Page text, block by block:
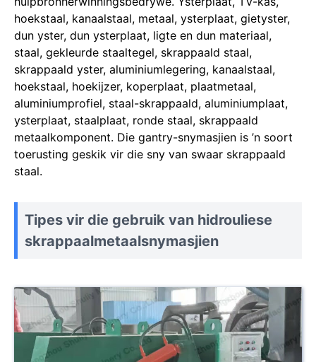
hoekstaal, kanaalstaal, metaal, ysterplaat, gietyster,
dun yster, dun ysterplaat, ligte en dun materiaal,
staal, gekleurde staaltegel, skrappaald staal,
skrappaald yster, aluminiumlegering, kanaalstaal,
hoekstaal, hoekijzer, koperplaat, plaatmetaal,
aluminiumprofiel, staal-skrappaald, aluminiumplaat,
ysterplaat, staalplaat, ronde staal, skrappaald
metaalkomponent. Die gantry-snymasjien is ’n soort
toerusting geskik vir die sny van swaar skrappaald
staal.
Tipes vir die gebruik van hidrouliese
skrappaalmetaalsnymasjien